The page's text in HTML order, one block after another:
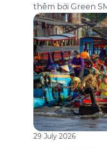
thêm bởi Green
đăng ký ở đâu?
dẫn chi tiết cách
gói bảo hiểm này
SM, cùng những
[…]
29 July 2026